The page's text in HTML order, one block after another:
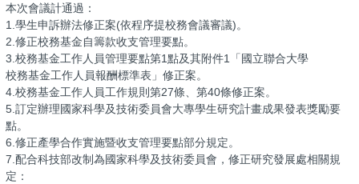
本次會議計通過：
1.學生申訴辦法修正案(依程序提校務會議審議)。
2.修正校務基金自籌款收支管理要點。
3.校務基金工作人員管理要點第1點及其附件1「國立聯合大學
校務基金工作人員報酬標準表」修正案。
4.校務基金工作人員工作規則第27條、第40條修正案。
5.訂定辦理國家科學及技術委員會大專學生研究計畫成果發表獎勵要
點。
6.修正產學合作實施暨收支管理要點部分規定。
7.配合科技部改制為國家科學及技術委員會，修正研究發展處相關規
定：